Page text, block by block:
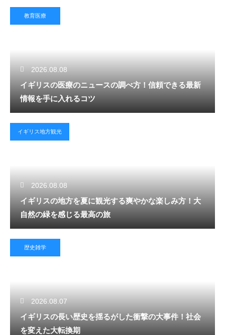
教育医療
2026.08.08
イギリスの医療のニュースの調べ方！信頼できる最新
情報を手に入れるコツ
イギリス地方観光
2026.08.08
イギリスの地方を夏に観光する爽やかな楽しみ方！大
自然の緑を感じる最高の旅
歴史雑学
2026.08.07
イギリスの長い歴史を揺るがした衝撃の大事件！社会
を変えた大転換期